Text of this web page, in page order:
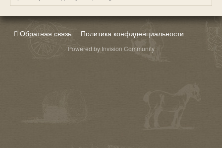
Обратная связь Политика конфиденциальности
Powered by Invision Community